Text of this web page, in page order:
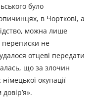
було
в Чорткові, а
можна лише
переписки не
отцеві передати
що за злочин
окупації